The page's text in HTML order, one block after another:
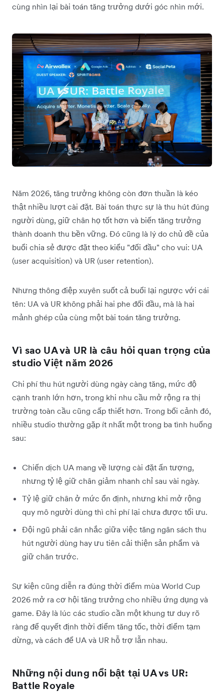
cùng nhìn lại bài toán tăng trưởng dưới góc nhìn mới.
Năm 2026, tăng trưởng không còn đơn thuần là kéo
thật nhiều lượt cài đặt. Bài toán thực sự là thu hút đúng
người dùng, giữ chân họ tốt hơn và biến tăng trưởng
thành doanh thu bền vững. Đó cũng là lý do chủ đề của
buổi chia sẻ được đặt theo kiểu "đối đầu" cho vui: UA
(user acquisition) và UR (user retention).
Nhưng thông điệp xuyên suốt cả buổi lại ngược với cái
tên: UA và UR không phải hai phe đối đầu, mà là hai
mảnh ghép của cùng một bài toán tăng trưởng.
Vì sao UA và UR là câu hỏi quan trọng của
studio Việt năm 2026
Chi phí thu hút người dùng ngày càng tăng, mức độ
cạnh tranh lớn hơn, trong khi nhu cầu mở rộng ra thị
trường toàn cầu cũng cấp thiết hơn. Trong bối cảnh đó,
nhiều studio thường gặp ít nhất một trong ba tình huống
sau:
Chiến dịch UA mang về lượng cài đặt ấn tượng,
nhưng tỷ lệ giữ chân giảm nhanh chỉ sau vài ngày.
Tỷ lệ giữ chân ở mức ổn định, nhưng khi mở rộng
quy mô người dùng thì chi phí lại chưa được tối ưu.
Đội ngũ phải cân nhắc giữa việc tăng ngân sách thu
hút người dùng hay ưu tiên cải thiện sản phẩm và
giữ chân trước.
Sự kiện cũng diễn ra đúng thời điểm mùa World Cup
2026 mở ra cơ hội tăng trưởng cho nhiều ứng dụng và
game. Đây là lúc các studio cần một khung tư duy rõ
ràng để quyết định thời điểm tăng tốc, thời điểm tạm
dừng, và cách để UA và UR hỗ trợ lẫn nhau.
Những nội dung nổi bật tại UA vs UR:
Battle Royale